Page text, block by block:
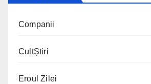
Companii
CultȘtiri
Eroul Zilei